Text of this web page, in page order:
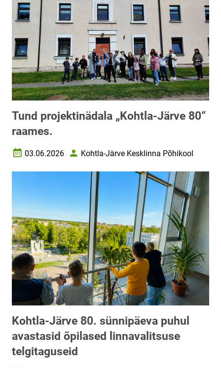
Tund projektinädala „Kohtla-Järve 80“
raames.
Loomise kuupäev
03.06.2026 AutorKohtla-Järve Kesklinna Põhikool
Kohtla-Järve 80. sünnipäeva puhul
avastasid õpilased linnavalitsuse
telgitaguseid